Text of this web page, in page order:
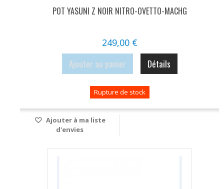
POT YASUNI Z NOIR NITRO-OVETTO-MACHG
249,00 €
Ajouter au panier Détails
Rupture de stock
Ajouter à ma liste
d'envies